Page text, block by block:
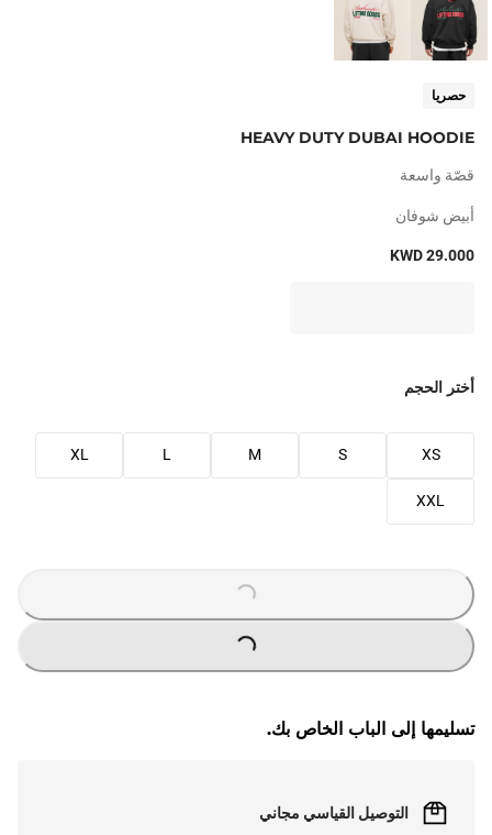
حصريا
HEAVY DUTY DUBAI HOODIE
قصّة واسعة
أبيض شوفان
KWD 29.000
أختر الحجم
XS
S
M
L
XL
XXL
...
...
تسليمها إلى الباب الخاص بك.
التوصيل القياسي مجاني